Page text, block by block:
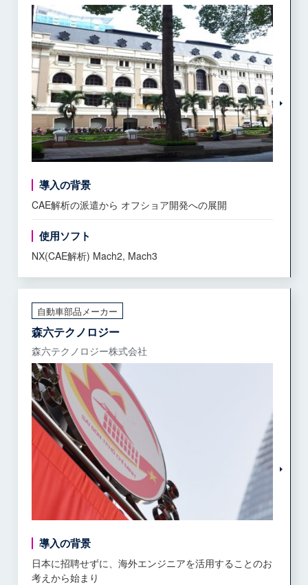
導入の背景
CAE解析の派遣から オフショア開発への展開
使用ソフト
NX(CAE解析) Mach2, Mach3
自動車部品メーカー
森六テクノロジー
森六テクノロジー株式会社
導入の背景
日本に招聘せずに、海外エンジニアを活用することのお
考えから始まり